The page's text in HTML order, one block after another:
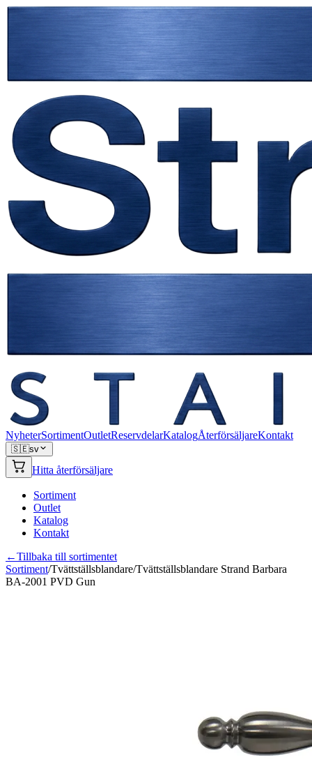
NyheterSortimentOutletReservdelarKatalogÅterförsäljareKontakt
🇸🇪sv
Hitta återförsäljare
Sortiment
Outlet
Katalog
Kontakt
←Tillbaka till sortimentet
Sortiment/Tvättställsblandare/Tvättställsblandare Strand Barbara
BA-2001 PVD Gun